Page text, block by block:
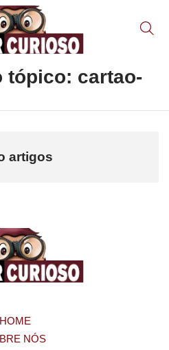
tópico: cartao-
artigos
HOME
NÓS